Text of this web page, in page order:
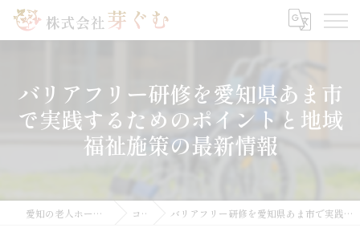
バリアフリー研修を愛知県あま市
で実践するためのポイントと地域
福祉施策の最新情報
愛知の老人ホームなら株式会社芽ぐむ コラム バリアフリー研修を愛知県あま市で実践するためのポイントと地域福祉施策の最新情報